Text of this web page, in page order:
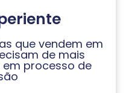
que vendem em
de mais
processo de